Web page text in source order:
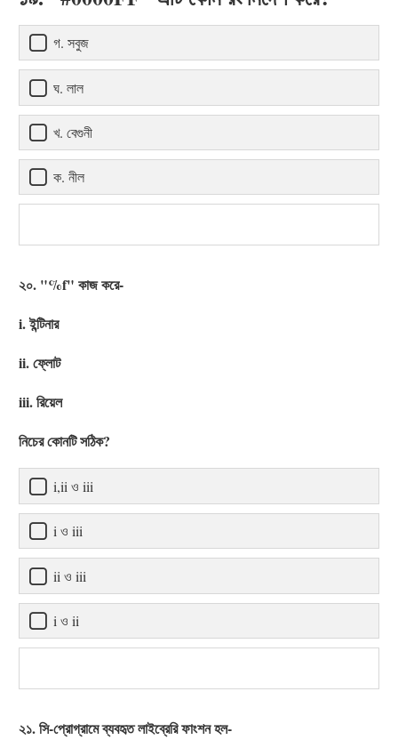
গ. সবুজ
ঘ. লাল
খ. বেগুনী
ক. নীল
২০. "%f" কাজ করে-
i. ইন্টিনার
ii. ফ্লোট
iii. রিয়েল
নিচের কোনটি সঠিক?
i,ii ও iii
i ও iii
ii ও iii
i ও ii
২১. সি-প্রোগ্রামে ব্যবহৃত লাইব্রেরি ফাংশন হল-